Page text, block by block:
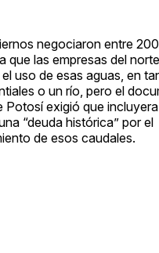
negociaron entre
que las empresas del
uso de esas aguas, en
o un río, pero el
Potosí exigió que
“deuda histórica” por el
de esos caudales.